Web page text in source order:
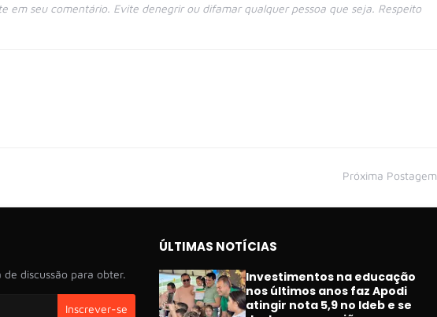
em seu comentário. Evite denegrir ou difamar qualquer pessoa que seja. Respeito
Próxima Postagem
discussão para obter.
ÚLTIMAS NOTÍCIAS
Investimentos na educação
nos últimos anos faz Apodi
atingir nota 5,9 no Ideb e se